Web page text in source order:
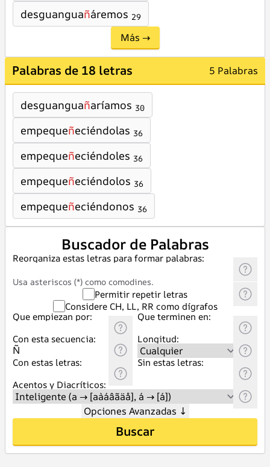
desguanguañáremos 29
Más →
Palabras de 18 letras 5 Palabras
desguanguañaríamos 30
empequeñeciéndolas 36
empequeñeciéndoles 36
empequeñeciéndolos 36
empequeñeciéndonos 36
Buscador de Palabras
Reorganiza estas letras para formar palabras:
Usa asteriscos (*) como comodines.
Permitir repetir letras
Considere CH, LL, RR como dígrafos
Que empiezan por:
Que terminen en:
Con esta secuencia:
Longitud:
Con estas letras:
Sin estas letras:
Acentos y Diacríticos:
Opciones Avanzadas ↓
Buscar